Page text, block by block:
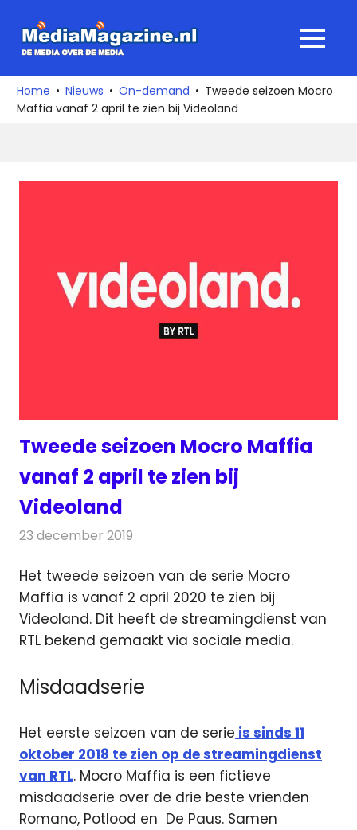
naar
media
over
de
MENU
Home Nieuws On-demand
Tweede seizoen Mocro
Maffia vanaf 2 april te zien bij Videoland
Tweede seizoen Mocro Maffia
vanaf 2 april te zien bij
Videoland
23 december 2019
Het tweede seizoen van de serie Mocro
Maffia is vanaf 2 april 2020 te zien bij
Videoland. Dit heeft de streamingdienst van
RTL bekend gemaakt via sociale media.
Misdaadserie
Het eerste seizoen van de serie is sinds 11
oktober 2018 te zien op de streamingdienst
van RTL. Mocro Maffia is een fictieve
misdaadserie over de drie beste vrienden
Romano, Potlood en De Paus. Samen